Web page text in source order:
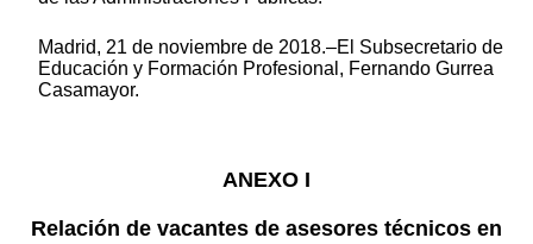
Madrid, 21 de noviembre de 2018.–El Subsecretario de
Educación y Formación Profesional, Fernando Gurrea
Casamayor.
ANEXO I
Relación de vacantes de asesores técnicos en